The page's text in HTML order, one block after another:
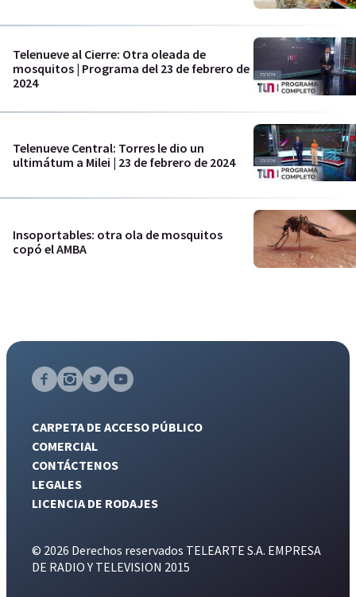
Telenueve al Cierre: Otra oleada de
mosquitos | Programa del 23 de febrero de
2024
Telenueve Central: Torres le dio un
ultimátum a Milei | 23 de febrero de 2024
Insoportables: otra ola de mosquitos
copó el AMBA
CARPETA DE ACCESO PÚBLICO
COMERCIAL
CONTÁCTENOS
LEGALES
LICENCIA DE RODAJES
© 2026 Derechos reservados TELEARTE S.A. EMPRESA
DE RADIO Y TELEVISION 2015